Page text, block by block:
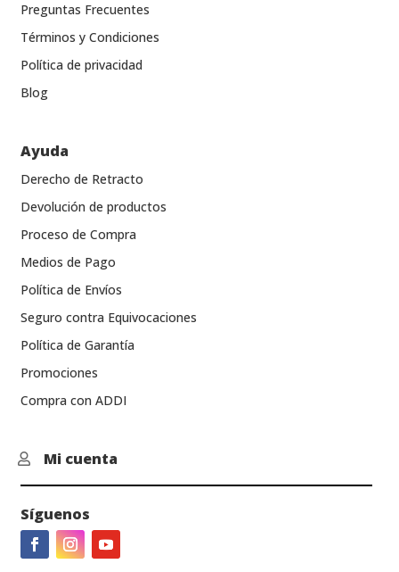
Preguntas Frecuentes
Términos y Condiciones
Política de privacidad
Blog
Ayuda
Derecho de Retracto
Devolución de productos
Proceso de Compra
Medios de Pago
Política de Envíos
Seguro contra Equivocaciones
Política de Garantía
Promociones
Compra con ADDI
 Mi cuenta
Síguenos